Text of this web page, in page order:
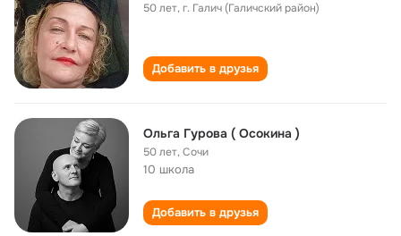
50 лет,г. Галич (Галичский район)
Добавить в друзья
Ольга Гурова ( Осокина )
50 лет,Сочи
10 школа
Добавить в друзья